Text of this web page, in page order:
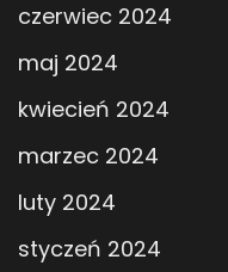
czerwiec 2024
maj 2024
kwiecień 2024
marzec 2024
luty 2024
styczeń 2024